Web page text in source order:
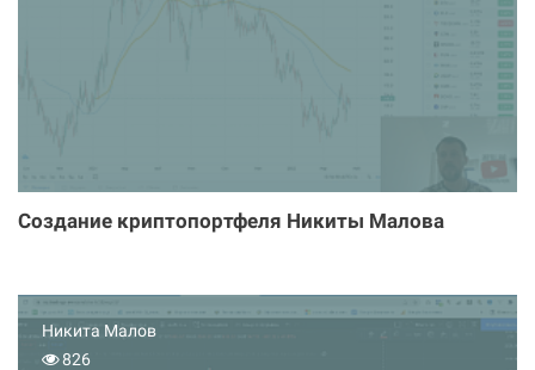
Создание криптопортфеля Никиты Малова
Никита Малов
826